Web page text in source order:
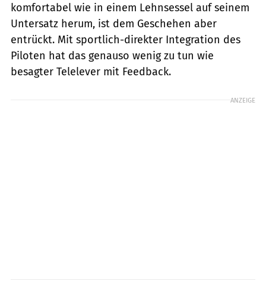
komfortabel wie in einem Lehnsessel auf seinem
Untersatz herum, ist dem Geschehen aber
entrückt. Mit sportlich-direkter Integration des
Piloten hat das genauso wenig zu tun wie
besagter Telelever mit Feedback.
ANZEIGE